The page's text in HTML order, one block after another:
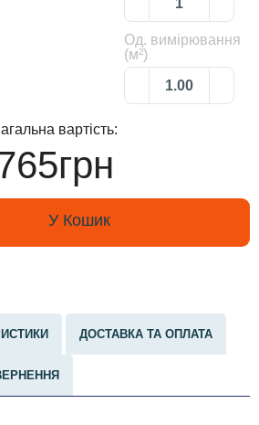
Од. вимірювання
(м²)
вартість:
У Кошик
ДОСТАВКА ТА ОПЛАТА